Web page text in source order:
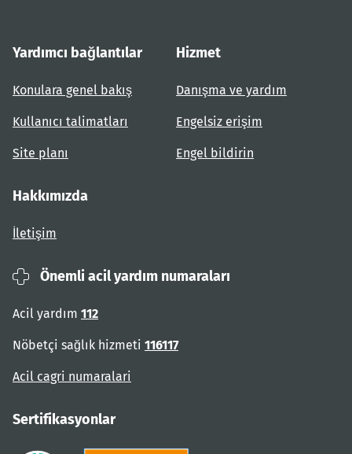
Yardımcı bağlantılar
Konulara genel bakış
Kullanıcı talimatları
Site planı
Hizmet
Danışma ve yardım
Engelsiz erişim
Engel bildirin
Hakkımızda
İletişim
Önemli acil yardım numaraları
Acil yardım 112
Nöbetçi sağlık hizmeti 116117
Acil cagri numaralari
Sertifikasyonlar